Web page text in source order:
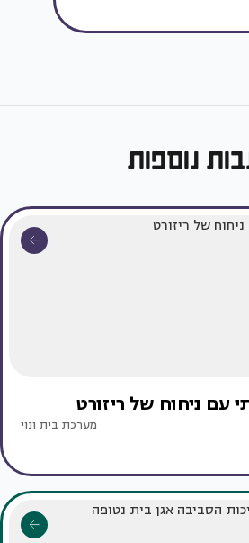
נוספות
עם ניחוח של ריזורט
מערכת בית ונוי